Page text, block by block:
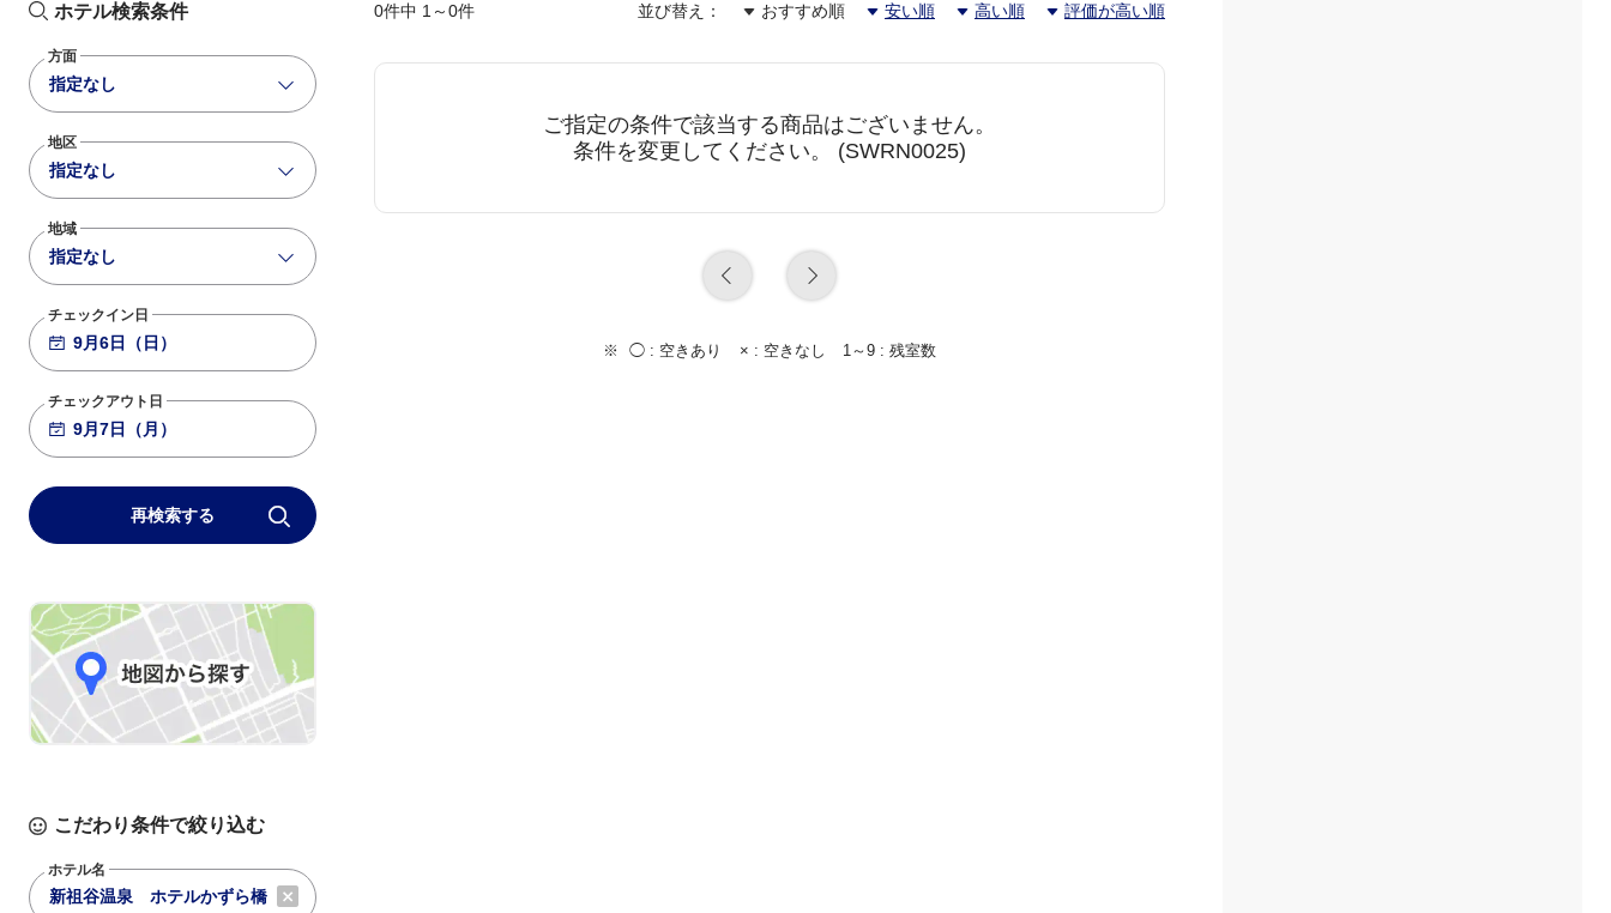
ホテル検索条件
方面
指定なし
地区
指定なし
地域
指定なし
チェックイン日
チェックアウト日
再検索する
こだわり条件で絞り込む
ホテル名
0件中 1～0件 並び替え： おすすめ順 安い順 高い順 評価が高い順
ご指定の条件で該当する商品はございません。
条件を変更してください。 (SWRN0025)
◯ : 空きあり × : 空きなし 1～9 : 残室数